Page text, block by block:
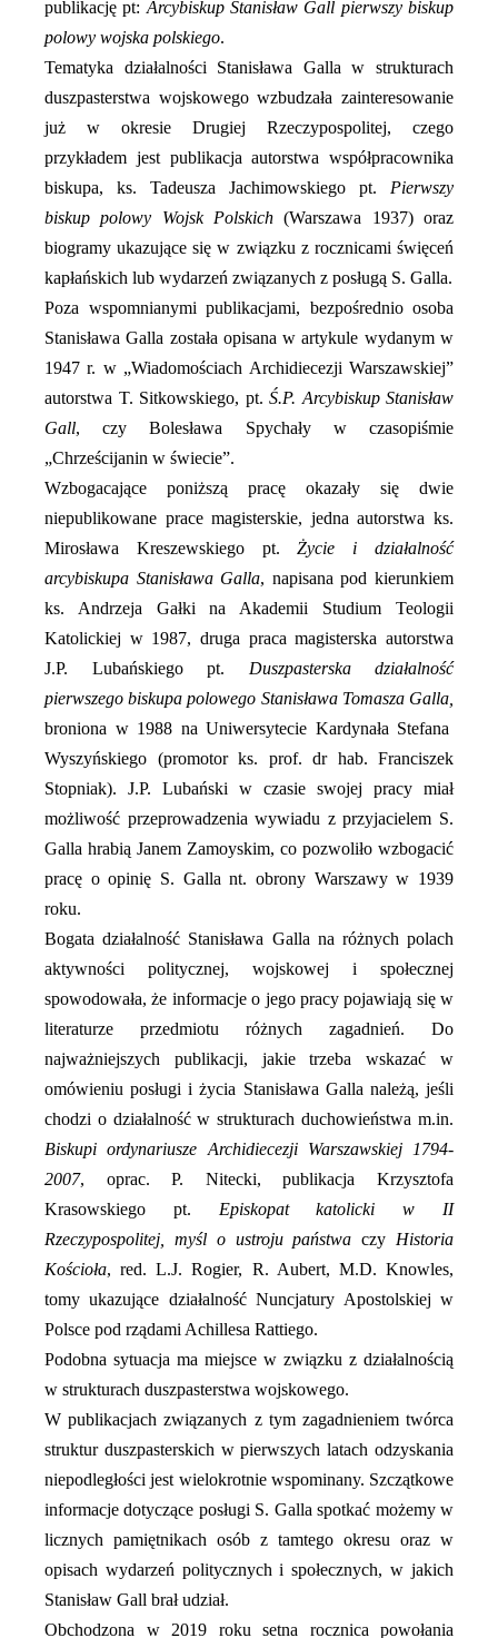
publikację pt: Arcybiskup Stanisław Gall pierwszy biskup
polowy wojska polskiego.
Tematyka działalności Stanisława Galla w strukturach
duszpasterstwa wojskowego wzbudzała zainteresowanie
już w okresie Drugiej Rzeczypospolitej, czego
przykładem jest publikacja autorstwa współpracownika
biskupa, ks. Tadeusza Jachimowskiego pt. Pierwszy
biskup polowy Wojsk Polskich(Warszawa 1937) oraz
biogramy ukazujące się w związku z rocznicami święceń
kapłańskich lub wydarzeń związanych z posługą S. Galla.
Poza wspomnianymi publikacjami, bezpośrednio osoba
Stanisława Galla została opisana w artykule wydanym w
1947 r. w „Wiadomościach Archidiecezji Warszawskiej”
autorstwa T. Sitkowskiego, pt. Ś.P. Arcybiskup Stanisław
Gall, czy Bolesława Spychały w czasopiśmie
„Chrześcijanin w świecie”.
Wzbogacające poniższą pracę okazały się dwie
niepublikowane prace magisterskie, jedna autorstwa ks.
Mirosława Kreszewskiego pt.Życie i działalność
arcybiskupa Stanisława Galla, napisana pod kierunkiem
ks. Andrzeja Gałki na Akademii Studium Teologii
Katolickiej w 1987, druga praca magisterska autorstwa
J.P. Lubańskiego pt. Duszpasterska działalność
pierwszego biskupa polowego Stanisława Tomasza Galla,
broniona w 1988 na Uniwersytecie Kardynała Stefana
Wyszyńskiego (promotor ks. prof. dr hab. Franciszek
Stopniak). J.P. Lubański w czasie swojej pracy miał
możliwość przeprowadzenia wywiadu z przyjacielem S.
Galla hrabią Janem Zamoyskim, co pozwoliło wzbogacić
pracę o opinię S. Galla nt. obrony Warszawy w 1939
roku.
Bogata działalność Stanisława Galla na różnych polach
aktywności politycznej, wojskowej i społecznej
spowodowała, że informacje o jego pracy pojawiają się w
literaturze przedmiotu różnych zagadnień. Do
najważniejszych publikacji, jakie trzeba wskazać w
omówieniu posługi i życia Stanisława Galla należą, jeśli
chodzi o działalność w strukturach duchowieństwa m.in.
Biskupi ordynariusze Archidiecezji Warszawskiej 1794-
2007, oprac. P. Nitecki, publikacja Krzysztofa
Krasowskiego pt. Episkopat katolicki w II
Rzeczypospolitej, myśl o ustroju państwa czy Historia
Kościoła, red. L.J. Rogier, R. Aubert, M.D. Knowles,
tomy ukazujące działalność Nuncjatury Apostolskiej w
Polsce pod rządami Achillesa Rattiego.
Podobna sytuacja ma miejsce w związku z działalnością
w strukturach duszpasterstwa wojskowego.
W publikacjach związanych z tym zagadnieniem twórca
struktur duszpasterskich w pierwszych latach odzyskania
niepodległości jest wielokrotnie wspominany. Szczątkowe
informacje dotyczące posługi S. Galla spotkać możemy w
licznych pamiętnikach osób z tamtego okresu oraz w
opisach wydarzeń politycznych i społecznych, w jakich
Stanisław Gall brał udział.
Obchodzona w 2019 roku setna rocznica powołania